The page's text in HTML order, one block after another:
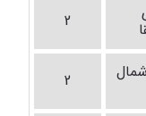
2
2